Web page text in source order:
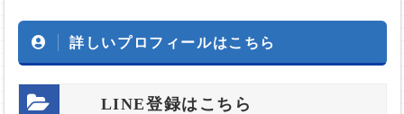
詳しいプロフィールはこちら
LINE登録はこちら